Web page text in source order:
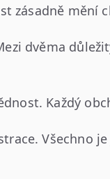
zásadně mění
dvěma
Každý
Všechno je